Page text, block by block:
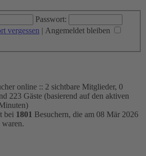
Passwort:
vergessen | Angemeldet bleiben
online :: 2 sichtbare Mitglieder, 0
223 Gäste (basierend auf den aktiven
bei 1801 Besuchern, die am 08 Mär 2026